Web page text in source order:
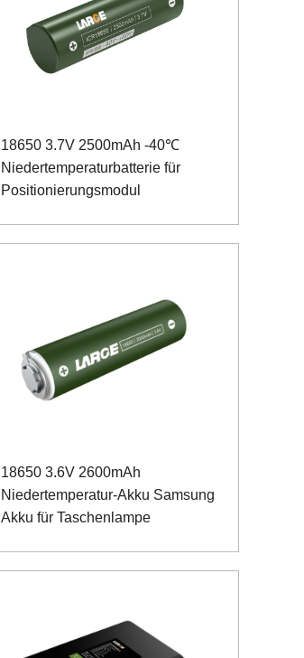
18650 3.7V 2500mAh -40℃
Niedertemperaturbatterie für
Positionierungsmodul
18650 3.6V 2600mAh
Niedertemperatur-Akku Samsung
Akku für Taschenlampe